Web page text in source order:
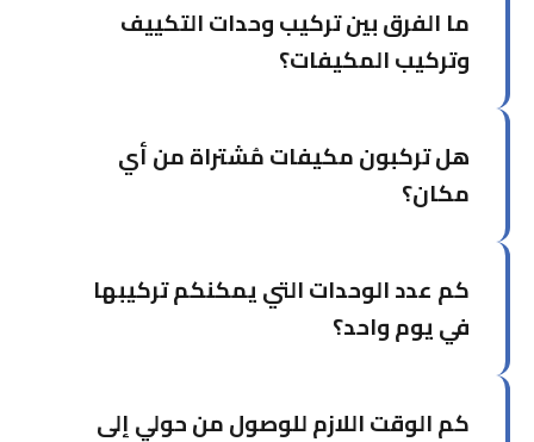
ما الفرق بين تركيب وحدات التكييف
وتركيب المكيفات؟
منفردة في غرف محددة، بينما تشمل خدمة تركيب
المكيفات الشاملة التصميم والتخطيط للمشاريع الأكبر.
هل تركبون مكيفات مُشتراة من أي
مكان؟
محل. يكفي إخبارنا بالماركة والموديل مسبقاً.
كم عدد الوحدات التي يمكنكم تركيبها
في يوم واحد؟
الواحد حسب موقع التركيب وتعقيد التمديدات.
كم الوقت اللازم للوصول من حولي إلى